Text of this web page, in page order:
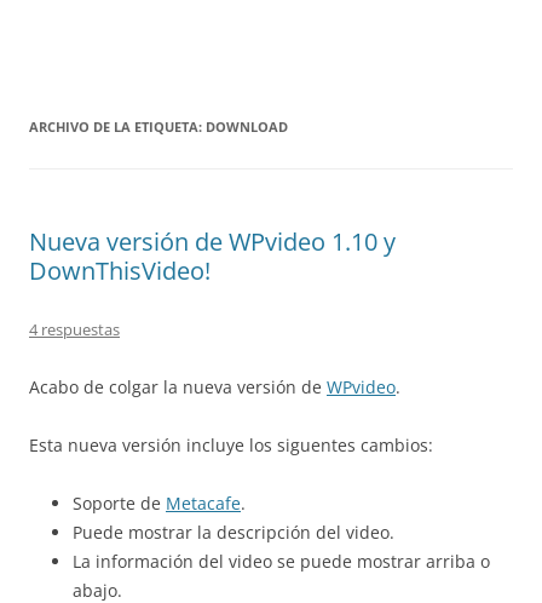
ARCHIVO DE LA ETIQUETA: DOWNLOAD
Nueva versión de WPvideo 1.10 y
DownThisVideo!
4 respuestas
Acabo de colgar la nueva versión de WPvideo.
Esta nueva versión incluye los siguentes cambios:
Soporte de Metacafe.
Puede mostrar la descripción del video.
La información del video se puede mostrar arriba o
abajo.